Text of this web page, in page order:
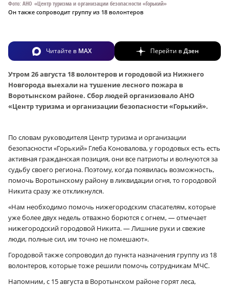
Фото: АНО «Центр туризма и организации безопасности «Горький»
Он также сопроводит группу из 18 волонтеров
Читайте в MAX Перейти вДзен
Утром 26 августа 18 волонтеров и городовой из Нижнего
Новгорода выехали на тушение лесного пожара в
Воротынском районе. Сбор людей организовало АНО
«Центр туризма и организации безопасности «Горький».
По словам руководителя Центр туризма и организации
безопасности «Горький» Глеба Коновалова, у городовых есть есть
активная гражданская позиция, они все патриоты и волнуются за
судьбу своего региона. Поэтому, когда появилась возможность,
помочь Воротынскому району в ликвидации огня, то городовой
Никита сразу же откликнулся.
«Нам необходимо помочь нижегородским спасателям, которые
уже более двух недель отважно борются с огнем, — отмечает
нижегородский городовой Никита. — Лишние руки и свежие
люди, полные сил, им точно не помешают».
Городовой также сопроводил до пункта назначения группу из 18
волонтеров, которые тоже решили помочь сотрудникам МЧС.
Напомним, с 15 августа в Воротынском районе горят леса,